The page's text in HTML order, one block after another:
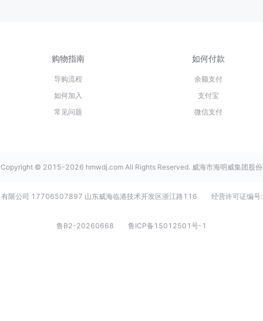
购物指南
导购流程
如何加入
常见问题
如何付款
余额支付
支付宝
微信支付
Copyright © 2015-2026 hmwdj.com All Rights Reserved. 威海市海明威集团股份
有限公司 17706507897 山东威海临港技术开发区浙江路116 经营许可证编号:
鲁B2-20260668 鲁ICP备15012501号-1